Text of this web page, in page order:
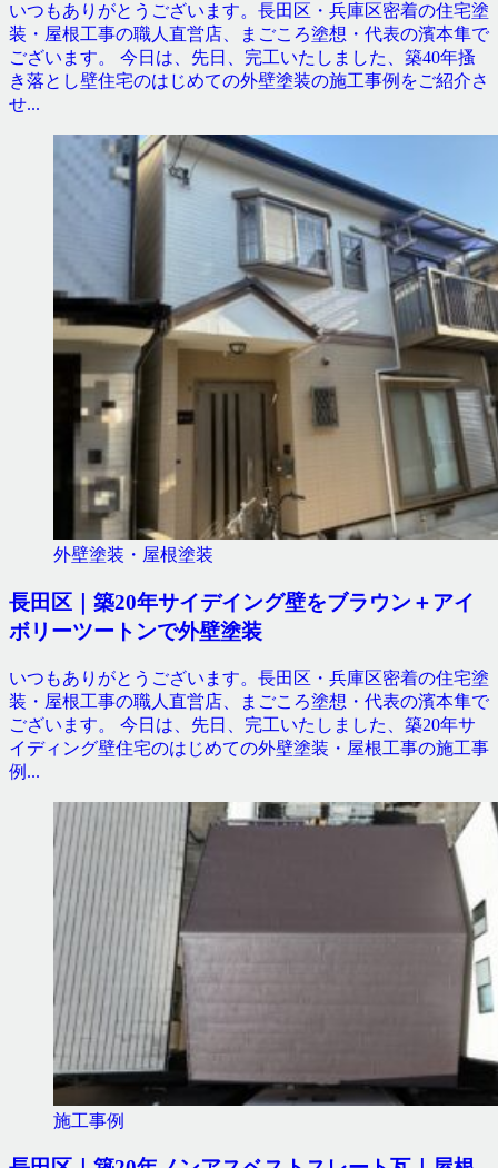
いつもありがとうございます。長田区・兵庫区密着の住宅塗
装・屋根工事の職人直営店、まごころ塗想・代表の濱本隼で
ございます。 今日は、先日、完工いたしました、築40年搔
き落とし壁住宅のはじめての外壁塗装の施工事例をご紹介さ
せ...
外壁塗装・屋根塗装
長田区｜築20年サイデイング壁をブラウン＋アイ
ボリーツートンで外壁塗装
いつもありがとうございます。長田区・兵庫区密着の住宅塗
装・屋根工事の職人直営店、まごころ塗想・代表の濱本隼で
ございます。 今日は、先日、完工いたしました、築20年サ
イディング壁住宅のはじめての外壁塗装・屋根工事の施工事
例...
施工事例